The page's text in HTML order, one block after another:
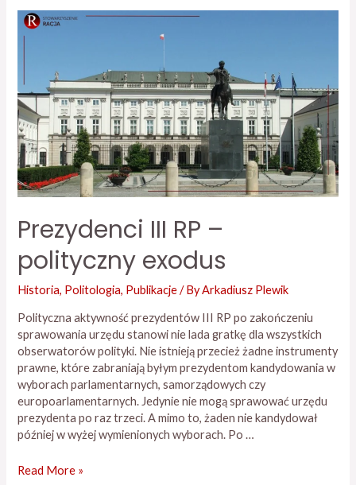
Prezydenci III RP –
polityczny exodus
Historia, Politologia, Publikacje/ ByArkadiusz Plewik
Polityczna aktywność prezydentów III RP po zakończeniu
sprawowania urzędu stanowi nie lada gratkę dla wszystkich
obserwatorów polityki. Nie istnieją przecież żadne instrumenty
prawne, które zabraniają byłym prezydentom kandydowania w
wyborach parlamentarnych, samorządowych czy
europoarlamentarnych. Jedynie nie mogą sprawować urzędu
prezydenta po raz trzeci. A mimo to, żaden nie kandydował
później w wyżej wymienionych wyborach. Po …
Prezydenci
III
polityczny
exodus
Read More »